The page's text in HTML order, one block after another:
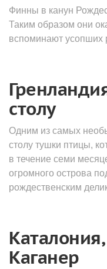
Финны в канун
Таким образом они
вспоминают усопших
столу
Одним из самых
столу тушки птицы,
в течение семи
огромного острова
рождественским
Каганер